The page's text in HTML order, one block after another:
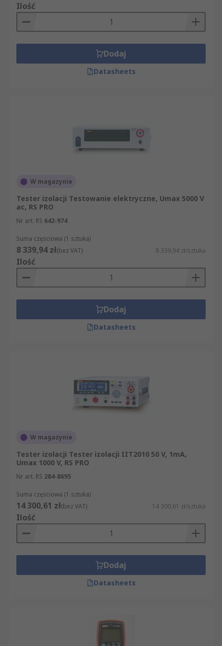
Ilość
Dodaj
Datasheets
W magazynie
Tester izolacji Testowanie elektryczne, Umax 5000 V
ac, RS PRO
Nr art. RS 642-974
Suma częściowa (1 sztuka)
8 339,94 zł(bez VAT) 8 339,94 zł/sztuka
Ilość
Dodaj
Datasheets
W magazynie
Tester izolacji Tester izolacji IIT2010 50 V, 1mA,
Umax 1000 V, RS PRO
Nr art. RS 284-8695
Suma częściowa (1 sztuka)
14 300,61 zł(bez VAT) 14 300,61 zł/sztuka
Ilość
Dodaj
Datasheets